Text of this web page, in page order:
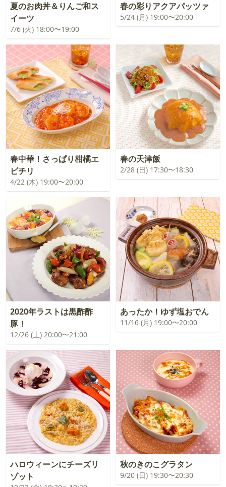
夏のお肉丼＆りんご和ス
イーツ
7/6 (火) 18:00〜19:00
春の彩りアクアパッツァ
5/24 (月) 19:00〜20:00
春中華！さっぱり柑橘エ
ビチリ
4/22 (木) 19:00〜20:00
春の天津飯
2/28 (日) 17:30〜18:30
2020年ラストは黒酢酢
豚！
12/26 (土) 20:00〜21:00
あったか！ゆず塩おでん
11/16 (月) 19:00〜20:00
ハロウィーンにチーズリ
ゾット
秋のきのこグラタン
9/20 (日) 19:30〜20:30